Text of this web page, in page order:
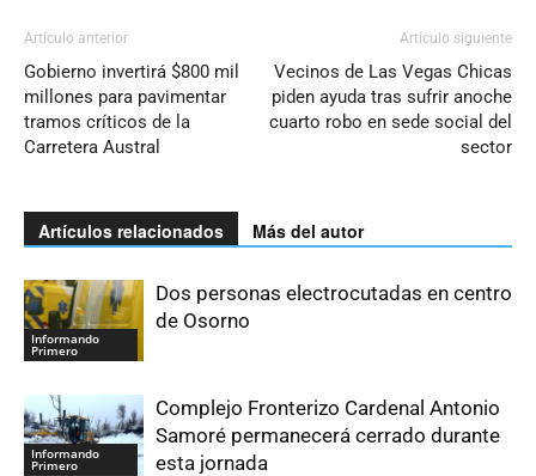
Artículo anterior
Gobierno invertirá $800 mil
millones para pavimentar
tramos críticos de la
Carretera Austral
Artículo siguiente
Vecinos de Las Vegas Chicas
piden ayuda tras sufrir anoche
cuarto robo en sede social del
sector
Artículos relacionados Más del autor
Informando
Primero
Dos personas electrocutadas en centro
de Osorno
Informando
Primero
Complejo Fronterizo Cardenal Antonio
Samoré permanecerá cerrado durante
esta jornada